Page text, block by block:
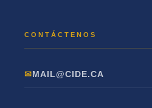
MAIL@CIDE.CA